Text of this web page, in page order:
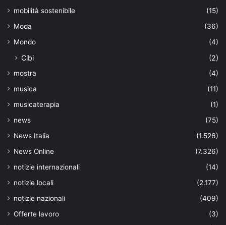
mobilità sostenibile
(15)
Moda
(36)
Mondo
(4)
Cibi (2)
mostra
(4)
musica
(11)
musicaterapia
(1)
news
(75)
News Italia
(1.526)
News Online
(7.326)
notizie internazionali
(14)
notizie locali
(2.177)
notizie nazionali
(409)
Offerte lavoro
(3)